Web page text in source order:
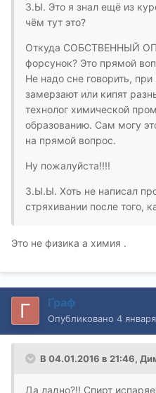
З.Ы. Это я знал ещё из
чём тут это?
Откуда СОБСТВЕННЫЙ
форсунок? Это прямой
Не надо сне говорить,
замерзают или кипят
технолог химической
образованию. Сам могу
на прямой вопрос.
Ну пожалуйста!!!!
З.Ы.Ы. Хоть не написал
стряхивании после того,
Это не физика а химия .
Граф
Опубликовано 4
В 04.01.2016 в 21:46,
Да ладно?!! Спирт